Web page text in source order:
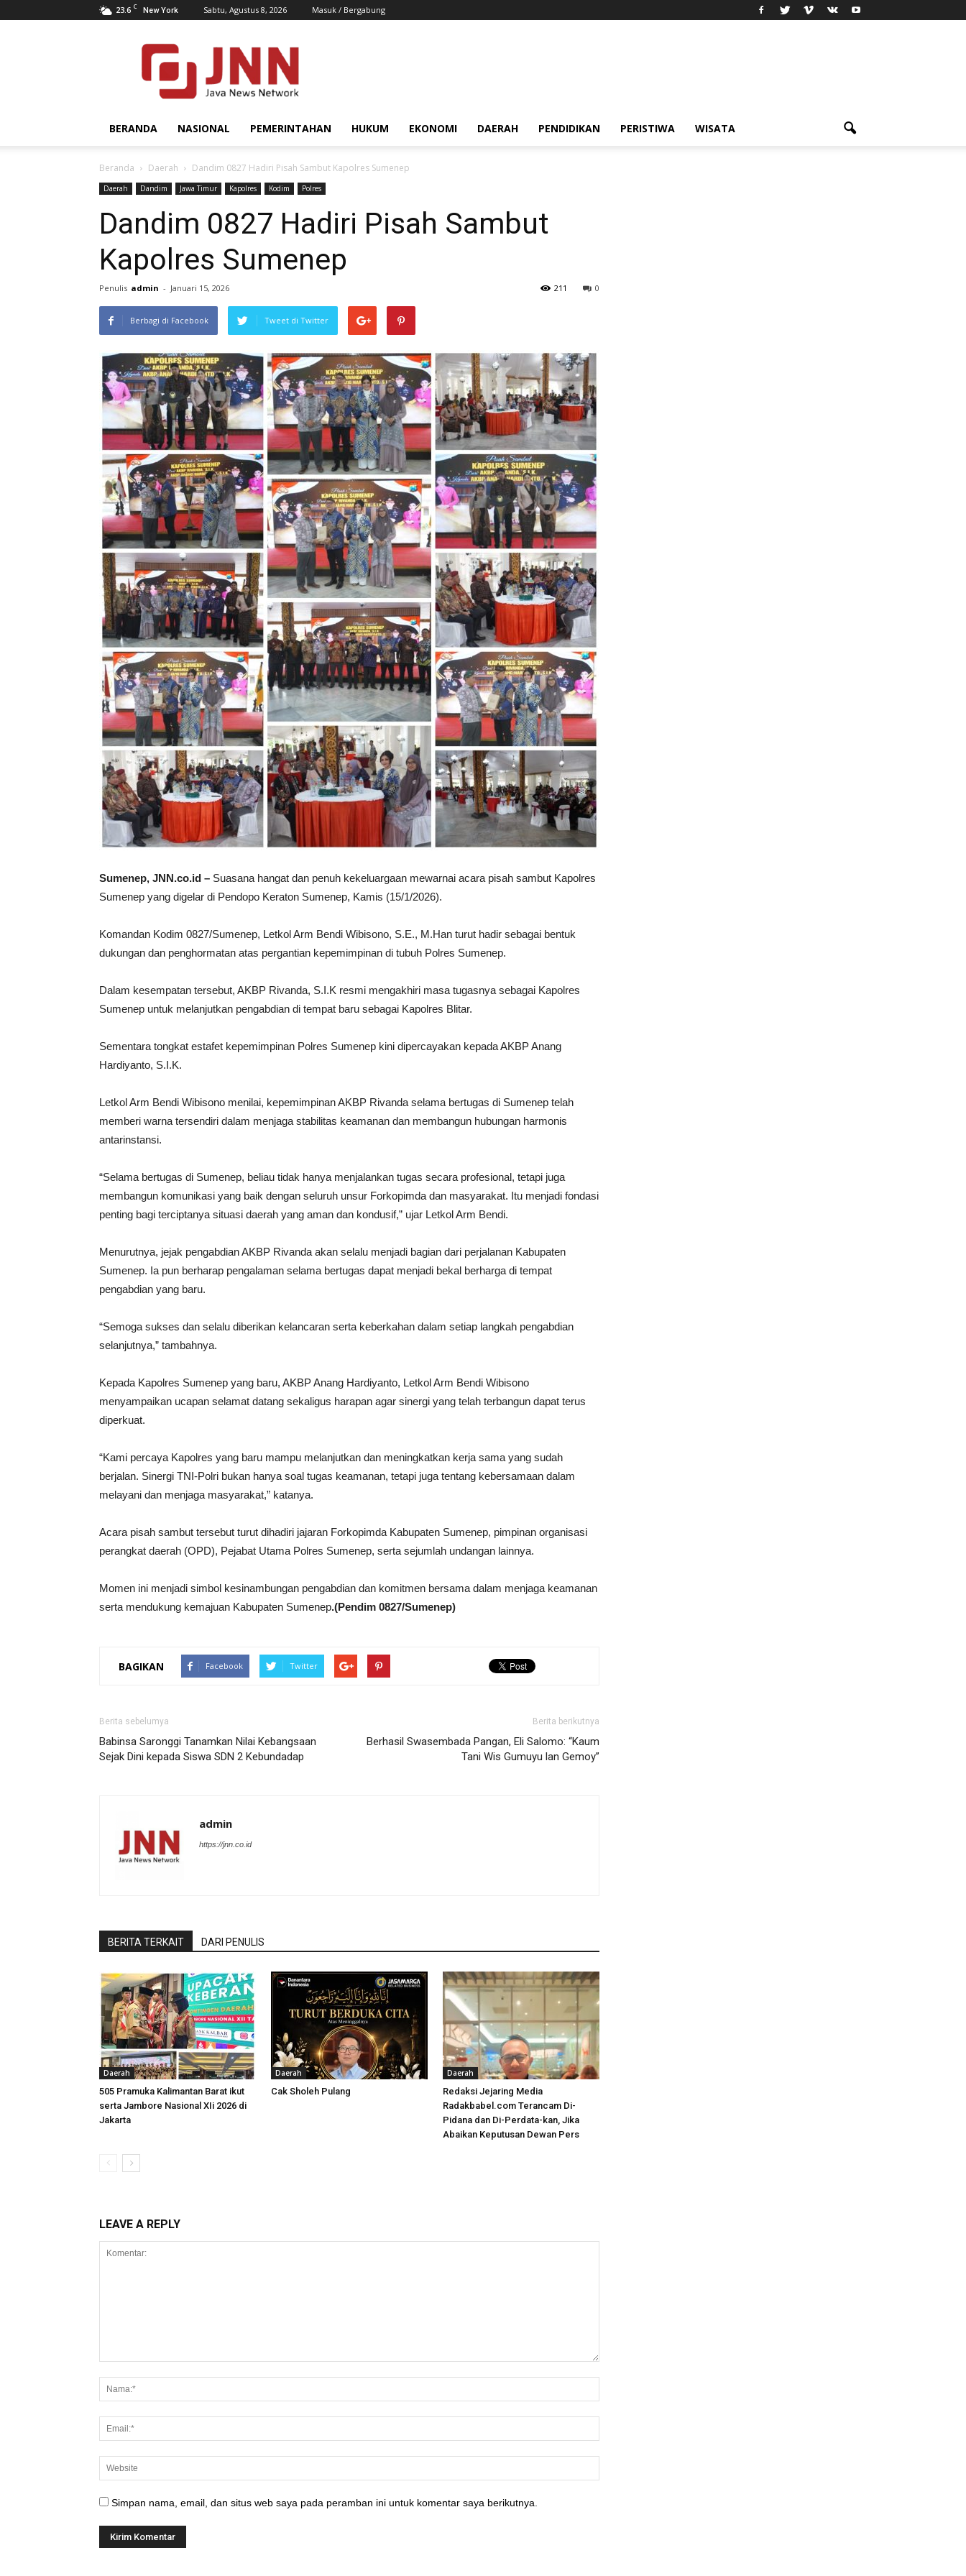
23.6 C New York Sabtu, Agustus 8, 2026 Masuk / Bergabung
JNN.co.id
BERANDA NASIONAL PEMERINTAHAN HUKUM EKONOMI DAERAH PENDIDIKAN PERISTIWA WISATA
Beranda Daerah Dandim 0827 Hadiri Pisah Sambut Kapolres Sumenep
Daerah Dandim Jawa Timur Kapolres Kodim Polres
Dandim 0827 Hadiri Pisah Sambut
Kapolres Sumenep
Penulis admin - Januari 15, 2026 0
211
Berbagi di Facebook Tweet di Twitter
Sumenep, JNN.co.id – Suasana hangat dan penuh kekeluargaan mewarnai acara pisah sambut Kapolres
Sumenep yang digelar di Pendopo Keraton Sumenep, Kamis (15/1/2026).
Komandan Kodim 0827/Sumenep, Letkol Arm Bendi Wibisono, S.E., M.Han turut hadir sebagai bentuk
dukungan dan penghormatan atas pergantian kepemimpinan di tubuh Polres Sumenep.
Dalam kesempatan tersebut, AKBP Rivanda, S.I.K resmi mengakhiri masa tugasnya sebagai Kapolres
Sumenep untuk melanjutkan pengabdian di tempat baru sebagai Kapolres Blitar.
Sementara tongkat estafet kepemimpinan Polres Sumenep kini dipercayakan kepada AKBP Anang
Hardiyanto, S.I.K.
Letkol Arm Bendi Wibisono menilai, kepemimpinan AKBP Rivanda selama bertugas di Sumenep telah
memberi warna tersendiri dalam menjaga stabilitas keamanan dan membangun hubungan harmonis
antarinstansi.
“Selama bertugas di Sumenep, beliau tidak hanya menjalankan tugas secara profesional, tetapi juga
membangun komunikasi yang baik dengan seluruh unsur Forkopimda dan masyarakat. Itu menjadi fondasi
penting bagi terciptanya situasi daerah yang aman dan kondusif,” ujar Letkol Arm Bendi.
Menurutnya, jejak pengabdian AKBP Rivanda akan selalu menjadi bagian dari perjalanan Kabupaten
Sumenep. Ia pun berharap pengalaman selama bertugas dapat menjadi bekal berharga di tempat
pengabdian yang baru.
“Semoga sukses dan selalu diberikan kelancaran serta keberkahan dalam setiap langkah pengabdian
selanjutnya,” tambahnya.
Kepada Kapolres Sumenep yang baru, AKBP Anang Hardiyanto, Letkol Arm Bendi Wibisono
menyampaikan ucapan selamat datang sekaligus harapan agar sinergi yang telah terbangun dapat terus
diperkuat.
“Kami percaya Kapolres yang baru mampu melanjutkan dan meningkatkan kerja sama yang sudah
berjalan. Sinergi TNI-Polri bukan hanya soal tugas keamanan, tetapi juga tentang kebersamaan dalam
melayani dan menjaga masyarakat,” katanya.
Acara pisah sambut tersebut turut dihadiri jajaran Forkopimda Kabupaten Sumenep, pimpinan organisasi
perangkat daerah (OPD), Pejabat Utama Polres Sumenep, serta sejumlah undangan lainnya.
Momen ini menjadi simbol kesinambungan pengabdian dan komitmen bersama dalam menjaga keamanan
serta mendukung kemajuan Kabupaten Sumenep.(Pendim 0827/Sumenep)
BAGIKAN Facebook Twitter
Berita sebelumya
Babinsa Saronggi Tanamkan Nilai Kebangsaan
Sejak Dini kepada Siswa SDN 2 Kebundadap
Berita berikutnya
Berhasil Swasembada Pangan, Eli Salomo: “Kaum
Tani Wis Gumuyu lan Gemoy”
admin
https://jnn.co.id
BERITA TERKAIT DARI PENULIS
Daerah
505 Pramuka Kalimantan Barat ikut
serta Jambore Nasional XIi 2026 di
Jakarta
Daerah
Cak Sholeh Pulang
Daerah
Redaksi Jejaring Media
Radakbabel.com Terancam Di-
Pidana dan Di-Perdata-kan, Jika
Abaikan Keputusan Dewan Pers
LEAVE A REPLY
Simpan nama, email, dan situs web saya pada peramban ini untuk komentar saya berikutnya.